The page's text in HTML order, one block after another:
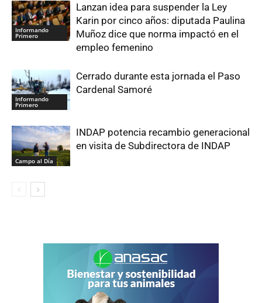
Informando
Primero
Lanzan idea para suspender la Ley
Karin por cinco años: diputada Paulina
Muñoz dice que norma impactó en el
empleo femenino
Informando
Primero
Cerrado durante esta jornada el Paso
Cardenal Samoré
Campo al Día
INDAP potencia recambio generacional
en visita de Subdirectora de INDAP